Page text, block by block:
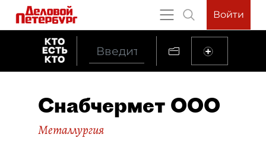
Войти
Снабчермет ООО
Металлургия